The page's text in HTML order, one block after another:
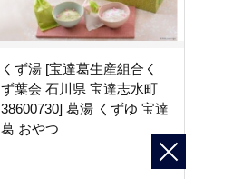
くず湯 [宝達葛生産組合く
ず葉会 石川県 宝達志水町
38600730] 葛湯 くずゆ 宝達
葛 おやつ